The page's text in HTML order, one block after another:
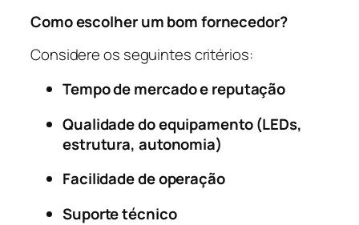
Como escolher um bom fornecedor?
Considere os seguintes critérios:
Tempo de mercado e reputação
Qualidade do equipamento (LEDs,
estrutura, autonomia)
Facilidade de operação
Suporte técnico